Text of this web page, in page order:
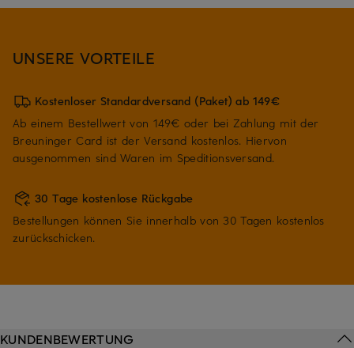
UNSERE VORTEILE
Kostenloser Standardversand (Paket) ab 149€
Ab einem Bestellwert von 149€ oder bei Zahlung mit der
Breuninger Card ist der Versand kostenlos. Hiervon
ausgenommen sind Waren im Speditionsversand.
30 Tage kostenlose Rückgabe
Bestellungen können Sie innerhalb von 30 Tagen kostenlos
zurückschicken.
KUNDENBEWERTUNG